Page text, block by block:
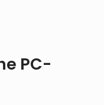
PC-